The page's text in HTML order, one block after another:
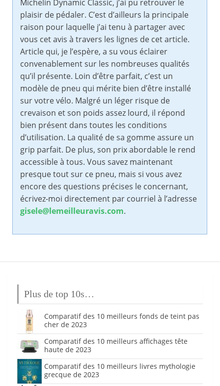
Michelin Dynamic Classic, j’ai pu retrouver le
plaisir de pédaler. C’est d’ailleurs la principale
raison pour laquelle j’ai tenu à partager avec
vous cet avis à travers les lignes de cet article.
Article qui, je l’espère, a su vous éclairer
convenablement sur les nombreuses qualités
qu’il présente. Loin d’être parfait, c’est un
modèle de pneu qui mérite bien d’être installé
sur votre vélo. Malgré un léger risque de
crevaison et son poids assez lourd, il répond
bien présent dans toutes les conditions
d’utilisation. La qualité de sa gomme assure un
grip parfait. De plus, son prix abordable le rend
accessible à tous. Vous savez maintenant
presque tout sur ce pneu, mais si vous avez
encore des questions précises le concernant,
écrivez-moi directement par courriel à l’adresse
gisele@lemeilleuravis.com.
Plus de top 10s…
Comparatif des 10 meilleurs fonds de teint pas
cher de 2023
Comparatif des 10 meilleurs affichages tête
haute de 2023
Comparatif des 10 meilleurs livres mythologie
grecque de 2023